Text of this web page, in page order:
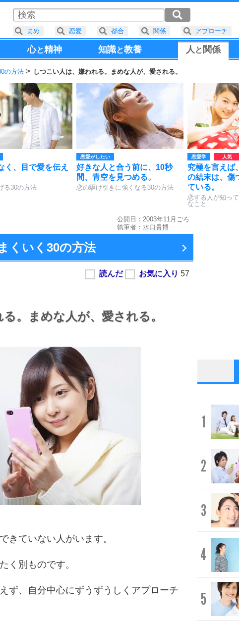
心と精神 知識と教養 人と 関係
の方法 しつこい人は、嫌われる。まめな人が、愛される。
く、目で愛を伝え
る30の方法
恋愛がしたい
好きな人と合う前に、10秒
間、青空を見つめる。
恋の駆け引きに強くなる30の方法
恋愛学
究極を言えば
の結末は、傷
ている。
恋する人が知っ
なこと
公開日：2003年11月ごろ
執筆者： 水口貴博
くいく 30の方法
。 まめな人が、 愛される。
きていない人がいます。
く別ものです。
ず、自分中心にずうずうしくアプローチ
1
2
3
4
5
まめ 恋愛 都合 関係 アプローチ